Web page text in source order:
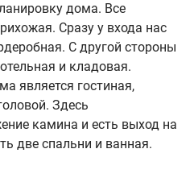
дома. Все
Сразу у входа нас
С другой стороны
и кладовая.
является гостиная,
Здесь
камина и есть выход на
две спальни и ванная.